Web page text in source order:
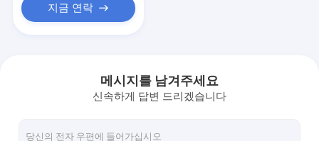
지금 연락
메시지를 남겨주세요
신속하게 답변 드리겠습니다